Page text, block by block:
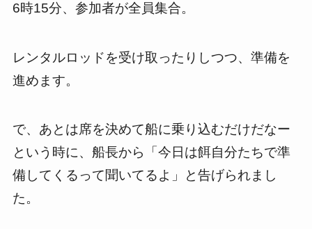
6時15分、参加者が全員集合。
レンタルロッドを受け取ったりしつつ、準備を
進めます。
で、あとは席を決めて船に乗り込むだけだなー
という時に、船長から「今日は餌自分たちで準
備してくるって聞いてるよ」と告げられまし
た。